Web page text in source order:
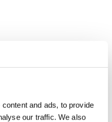
and ads, to provide
our traffic. We also
– FLOW &
Unique Yoga